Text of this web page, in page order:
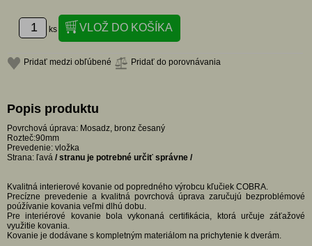
ks
Pridať medzi obľúbené Pridať do porovnávania
Popis produktu
Povrchová úprava: Mosadz, bronz česaný
Rozteč:90mm
Prevedenie: vložka
Strana: ľavá / stranu je potrebné určiť správne /
Kvalitná interierové kovanie od popredného výrobcu kľučiek COBRA.
Precízne prevedenie a kvalitná povrchová úprava zaručujú bezproblémové
poúžívanie kovania veľmi dlhú dobu.
Pre interiérové kovanie bola vykonaná certifikácia, ktorá určuje záťažové
využitie kovania.
Kovanie je dodávane s kompletným materiálom na prichytenie k dverám.